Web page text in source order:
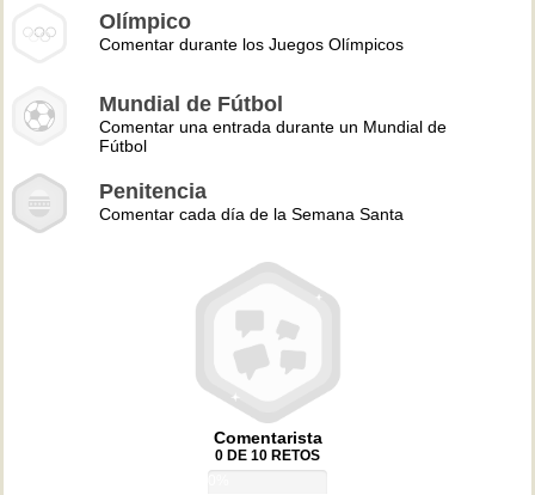
Olímpico
Comentar durante los Juegos Olímpicos
Mundial de Fútbol
Comentar una entrada durante un Mundial de
Fútbol
Penitencia
Comentar cada día de la Semana Santa
Comentarista
0 DE 10 RETOS